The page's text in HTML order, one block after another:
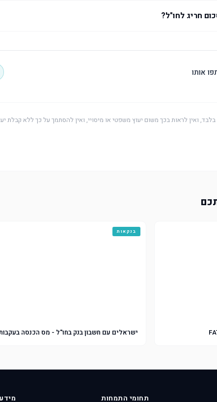
חריג לחו"ל?
אותו
ואין לראות בכך משום יעוץ משפטי או מיסויי, ואין להסתמך על כך ללא קבלת
בנקאות
ישראלים עם חשבון בנק בחו"ל - מס הכנסה
תחומי התמחות